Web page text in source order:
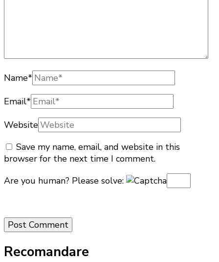
Name*
Email*
Website
Save my name, email, and website in this
browser for the next time I comment.
Are you human? Please solve:
Recomandare